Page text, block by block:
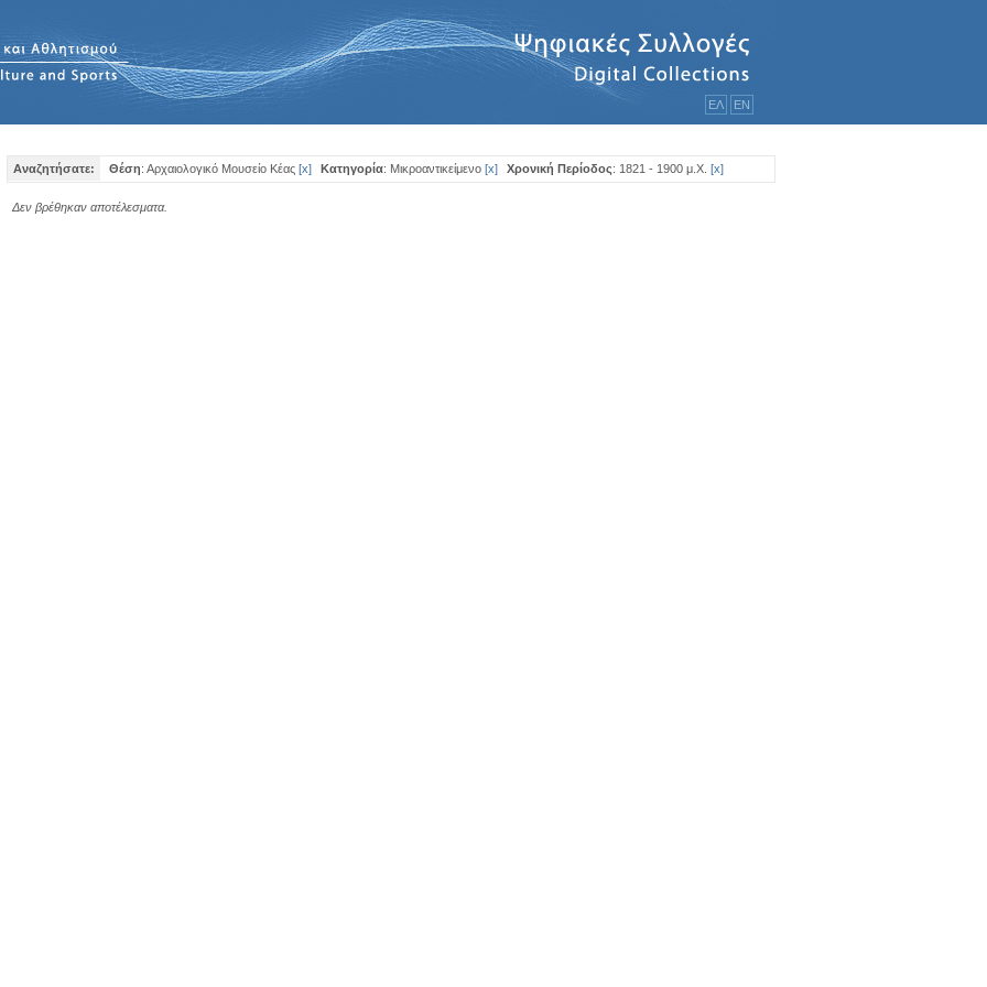
ΕΛ ΕΝ
Αναζητήσατε: Θέση: Αρχαιολογικό Μουσείο Κέας [x] Κατηγορία: Μικροαντικείμενο [x] Χρονική Περίοδος: 1821 - 1900 μ.Χ. [x]
Δεν βρέθηκαν αποτέλεσματα.